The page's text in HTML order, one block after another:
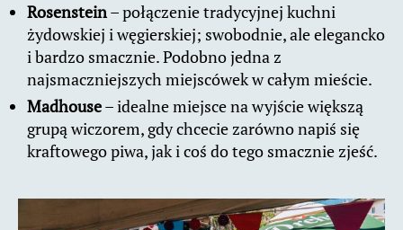
Rosenstein– połączenie tradycyjnej kuchni
żydowskiej i węgierskiej; swobodnie, ale elegancko
i bardzo smacznie. Podobno jedna z
najsmaczniejszych miejscówek w całym mieście.
Madhouse– idealne miejsce na wyjście większą
grupą wiczorem, gdy chcecie zarówno napiś się
kraftowego piwa, jak i coś do tego smacznie zjeść.